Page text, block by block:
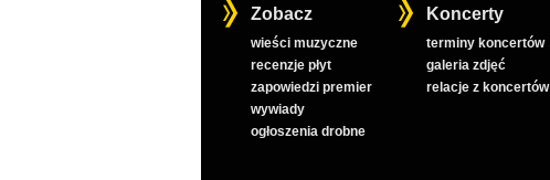
Zobacz
wieści muzyczne
recenzje płyt
zapowiedzi premier
wywiady
ogłoszenia drobne
Koncerty
terminy koncertów
galeria zdjęć
relacje z koncertów